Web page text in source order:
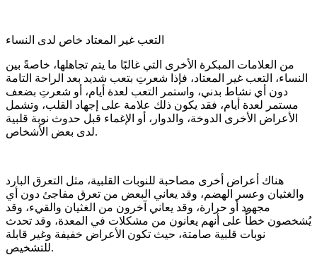
التعب غير المعتاد خاص لدى النساء
من العلامات المبكرة الأخرى التي غالبًا ما يتم تجاهلها، خاصةً بين
النساء، التعب غير المعتاد، فإذا شعرتِ بتعب شديد بعد الراحة التامة
دون أي نشاط بدني، واستمر التعب لعدة أيام، أو شعرتِ بضعف
مستمر لعدة أيام، فقد يكون ذلك علامة على إجهاد القلب، وتشمل
الأعراض الأخرى الدوخة، والدوار، أو الإغماء قبل حدوث نوبة قلبية
لدى بعض الأشخاص.
هناك أعراض أخرى مصاحبة للنوبات القلبية، مثل التعرق البارد
والغثيان وعسر الهضم، وقد يعاني البعض من تعرق مفاجئ دون أي
مجهود أو حرارة، وقد يعاني آخرون من الغثيان والقيء، وقد
يُشخصون خطأً على أنهم يعانون من مشكلات في المعدة، وقد تحدث
نوبات قلبية صامتة، حيث تكون الأعراض خفيفة وغير قابلة
للتشخيص.